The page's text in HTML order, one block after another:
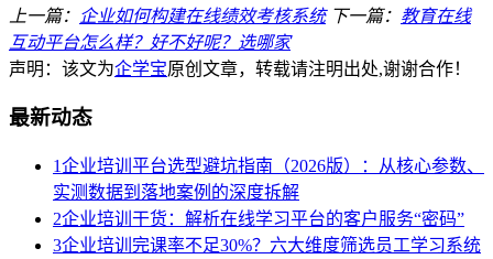
上一篇： 企业如何构建在线绩效考核系统 下一篇： 教育在线
互动平台怎么样？好不好呢？选哪家
声明：该文为企学宝原创文章，转载请注明出处,谢谢合作！
最新动态
1企业培训平台选型避坑指南（2026版）：从核心参数、
实测数据到落地案例的深度拆解
2企业培训干货：解析在线学习平台的客户服务“密码”
3企业培训完课率不足30%？六大维度筛选员工学习系统